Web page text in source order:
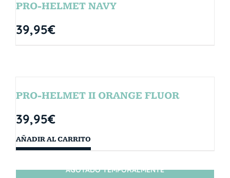
PRO-HELMET NAVY
39,95€
PRO-HELMET II ORANGE FLUOR
39,95€
AÑADIR AL CARRITO
AGOTADO TEMPORALMENTE